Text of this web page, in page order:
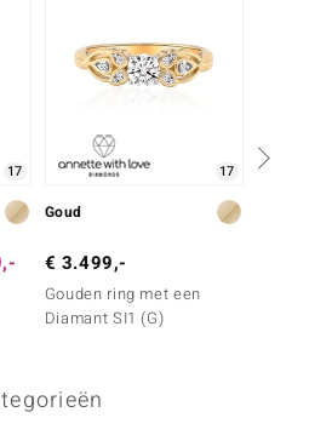
17 17
Goud
€ 3.499,-
Gouden ring met een
Diamant SI1 (G)